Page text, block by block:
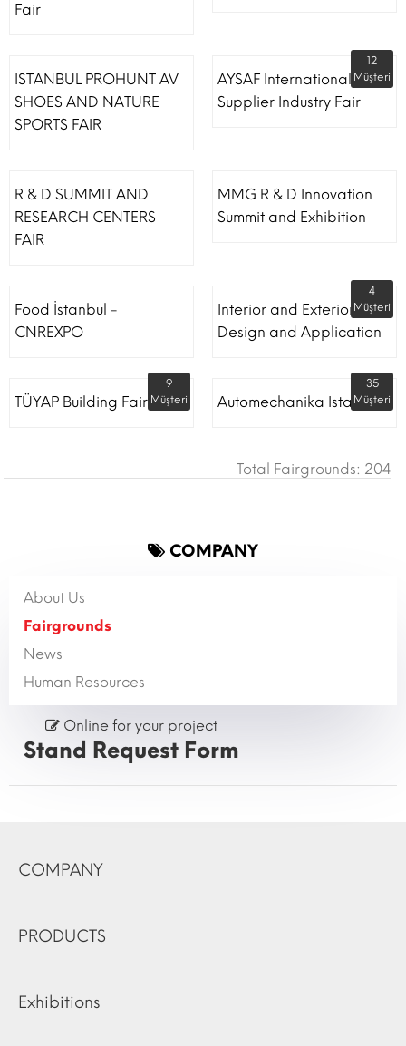
Fair
ISTANBUL PROHUNT AV
SHOES AND NATURE
SPORTS FAIR
AYSAF International Shoe
Supplier Industry Fair
12
Müşteri
R & D SUMMIT AND
RESEARCH CENTERS
FAIR
MMG R & D Innovation
Summit and Exhibition
Food İstanbul -
CNREXPO
Interior and Exterior
Design and Application
4
Müşteri
TÜYAP Building Fair
9
Müşteri
Automechanika Istanbul
35
Müşteri
Total Fairgrounds: 204
COMPANY
About Us
Fairgrounds
News
Human Resources
Online for your project
Stand Request Form
COMPANY
PRODUCTS
Exhibitions